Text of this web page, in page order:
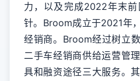
力，以及完成2022年末
针。Broom成立于2021年
经销商。Broom经过树立
二手车经销商供给运营管
具和融资途径三大服务。